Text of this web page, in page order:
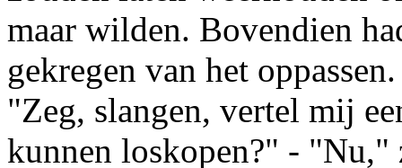
maar wilden. Bovendien
gekregen van het
"Zeg, slangen, vertel mij
kunnen loskopen?" - "Nu,"